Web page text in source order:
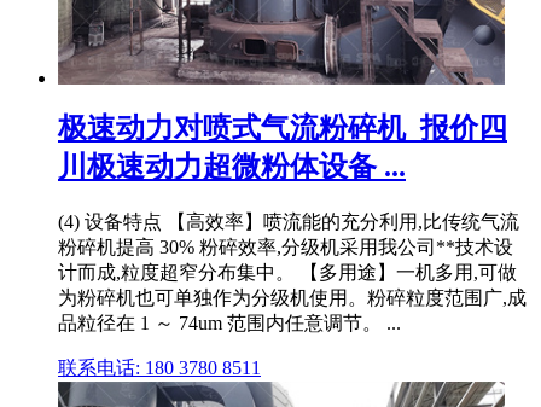
极速动力对喷式气流粉碎机_报价四
川极速动力超微粉体设备 ...
(4) 设备特点 【高效率】喷流能的充分利用,比传统气流
粉碎机提高 30% 粉碎效率,分级机采用我公司**技术设
计而成,粒度超窄分布集中。 【多用途】一机多用,可做
为粉碎机也可单独作为分级机使用。粉碎粒度范围广,成
品粒径在 1 ～ 74um 范围内任意调节。 ...
联系电话: 180 3780 8511